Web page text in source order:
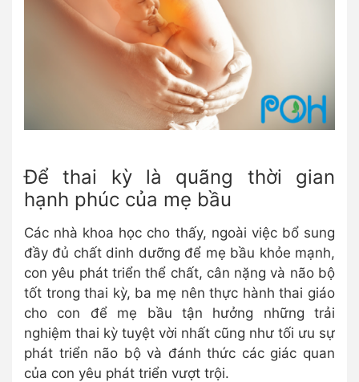
Để thai kỳ là quãng thời gian
hạnh phúc của mẹ bầu
Các nhà khoa học cho thấy, ngoài việc bổ sung
đầy đủ chất dinh dưỡng để mẹ bầu khỏe mạnh,
con yêu phát triển thể chất, cân nặng và não bộ
tốt trong thai kỳ, ba mẹ nên thực hành thai giáo
cho con để mẹ bầu tận hưởng những trải
nghiệm thai kỳ tuyệt vời nhất cũng như tối ưu sự
phát triển não bộ và đánh thức các giác quan
của con yêu phát triển vượt trội.